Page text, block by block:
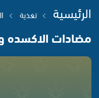
الرئيسية تغذية
مضادات الاكسده